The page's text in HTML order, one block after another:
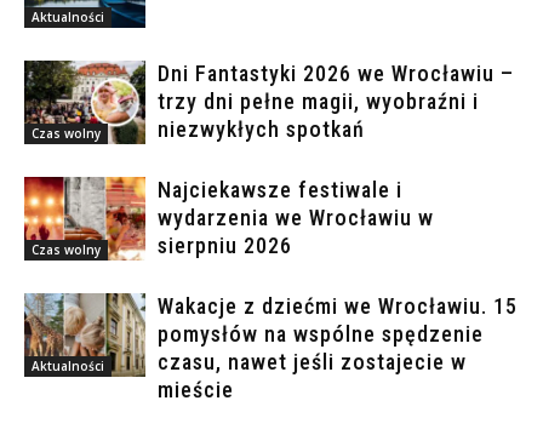
Aktualności
Czas wolny
Dni Fantastyki 2026 we Wrocławiu –
trzy dni pełne magii, wyobraźni i
niezwykłych spotkań
Czas wolny
Najciekawsze festiwale i
wydarzenia we Wrocławiu w
sierpniu 2026
Aktualności
Wakacje z dziećmi we Wrocławiu. 15
pomysłów na wspólne spędzenie
czasu, nawet jeśli zostajecie w
mieście